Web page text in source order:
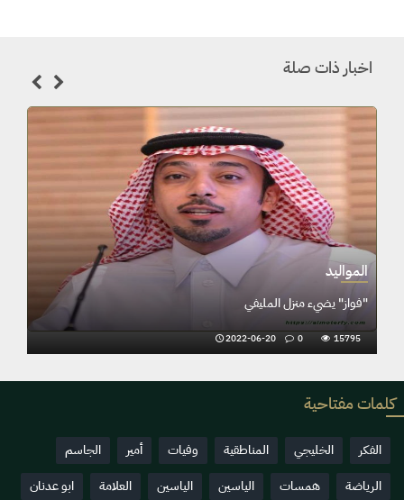
اخبار ذات صلة
المواليد
"فواز" يضيء منزل المليفي
2022-06-20 0 15795
كلمات مفتاحية
الفكر الخليجي المناطقية وفيات أمير
الجاسم
الرياضة
همسات الياسين الياسين العلامة
ابو عدنان